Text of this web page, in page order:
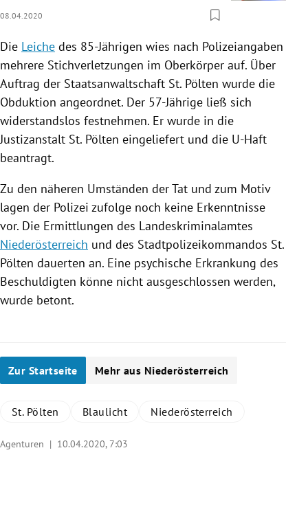
08.04.2020
Die Leiche des 85-Jährigen wies nach Polizeiangaben
mehrere Stichverletzungen im Oberkörper auf. Über
Auftrag der Staatsanwaltschaft St. Pölten wurde die
Obduktion angeordnet. Der 57-Jährige ließ sich
widerstandslos festnehmen. Er wurde in die
Justizanstalt St. Pölten eingeliefert und die U-Haft
beantragt.
Zu den näheren Umständen der Tat und zum Motiv
lagen der Polizei zufolge noch keine Erkenntnisse
vor. Die Ermittlungen des Landeskriminalamtes
Niederösterreich und des Stadtpolizeikommandos St.
Pölten dauerten an. Eine psychische Erkrankung des
Beschuldigten könne nicht ausgeschlossen werden,
wurde betont.
Zur Startseite Mehr aus Niederösterreich
St. Pölten Blaulicht Niederösterreich
Agenturen | 10.04.2020, 7:03